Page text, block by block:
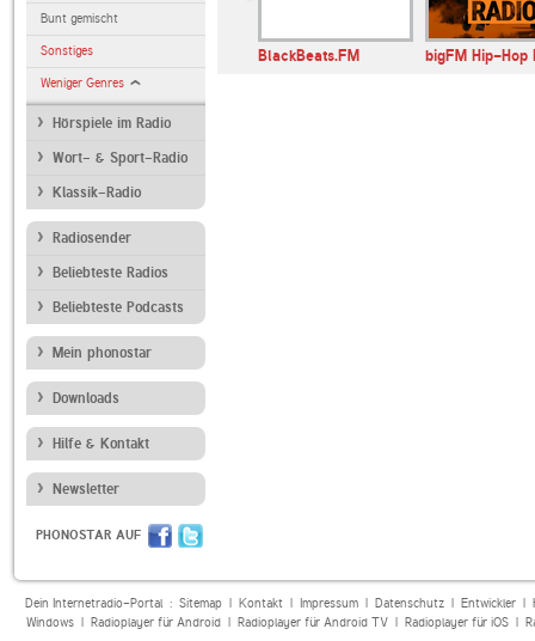
Bunt gemischt
Sonstiges
Weniger Genres
Hörspiele im Radio
Wort- & Sport-Radio
Klassik-Radio
Radiosender
Beliebteste Radios
Beliebteste Podcasts
Mein phonostar
Downloads
Hilfe & Kontakt
Newsletter
PHONOSTAR AUF
BlackBeats.FM bigFM Hip-Hop
Dein Internetradio-Portal : Sitemap| Kontakt| Impressum| Datenschutz| Entwickler|
Windows| Radioplayer für Android| Radioplayer für Android TV| Radioplayer für iOS|